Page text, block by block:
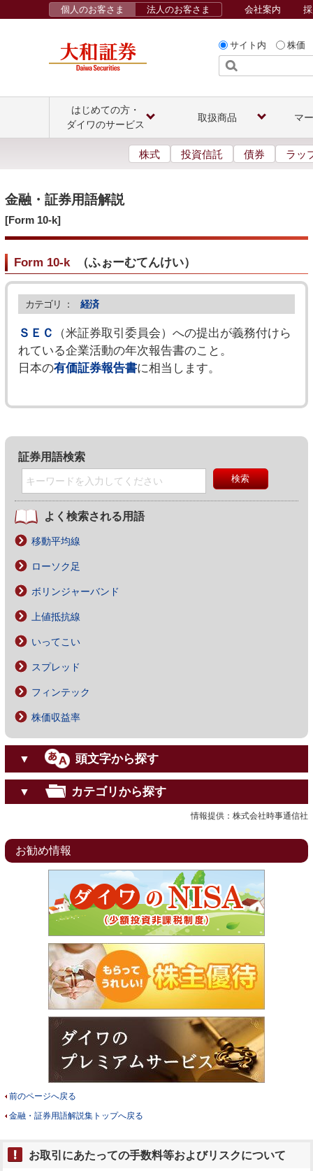
サイト内 株価
個人のお客さま 法人のお客さま 会社案内
はじめての方・
ダイワのサービス
取扱商品 マ
株式 投資信託 債券 ラッ
金融・証券用語解説
[Form 10-k]
Form 10-k（ふぉーむてんけい）
カテゴリ ： 経済
ＳＥＣ
（米証券取引委員会）への提出が義務付けら
れている企業活動の年次報告書のこと。
日本の有価証券報告書に相当します。
証券用語検索
よく検索される用語
移動平均線
ローソク足
ボリンジャーバンド
上値抵抗線
いってこい
スプレッド
フィンテック
株価収益率
▼ 頭文字から探す
▼ カテゴリから探す
情報提供：株式会社時事通信社
お勧め情報
前のページへ戻る
金融・証券用語解説集トップへ戻る
お取引にあたっての手数料等およびリスクについて